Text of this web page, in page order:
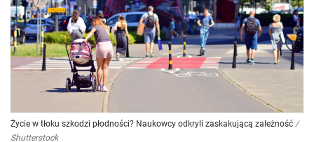
Życie w tłoku szkodzi płodności? Naukowcy odkryli zaskakującą zależność /
Shutterstock